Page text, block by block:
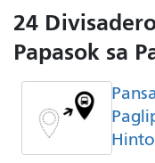
24
Papasok sa
Hinto